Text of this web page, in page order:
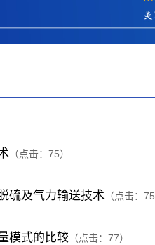
（点击： 75）
硫及气力输送技术 （点击： 75
模式的比较 （点击： 77）